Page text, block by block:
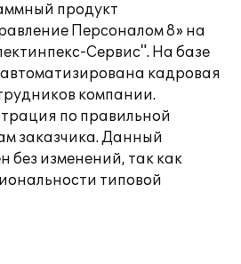
продукт
Персоналом 8» на
Сервис". На базе
кадровая
компании.
по правильной
заказчика. Данный
без изменений, так как
типовой